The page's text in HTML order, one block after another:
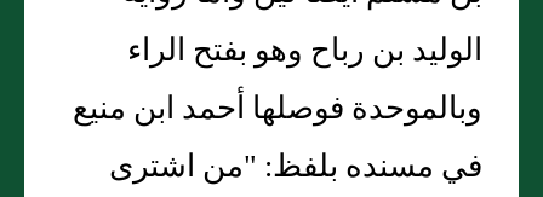
الوليد بن رباح وهو بفتح الراء
وبالموحدة فوصلها أحمد ابن منيع
في مسنده بلفظ: "من اشترى